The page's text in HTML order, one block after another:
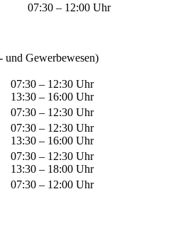
07:30 – 12:00 Uhr
und Gewerbewesen)
07:30 – 12:30 Uhr
13:30 – 16:00 Uhr
07:30 – 12:30 Uhr
07:30 – 12:30 Uhr
13:30 – 16:00 Uhr
07:30 – 12:30 Uhr
13:30 – 18:00 Uhr
07:30 – 12:00 Uhr